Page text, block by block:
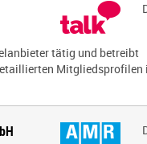
tätig und betreibt
Mitgliedsprofilen